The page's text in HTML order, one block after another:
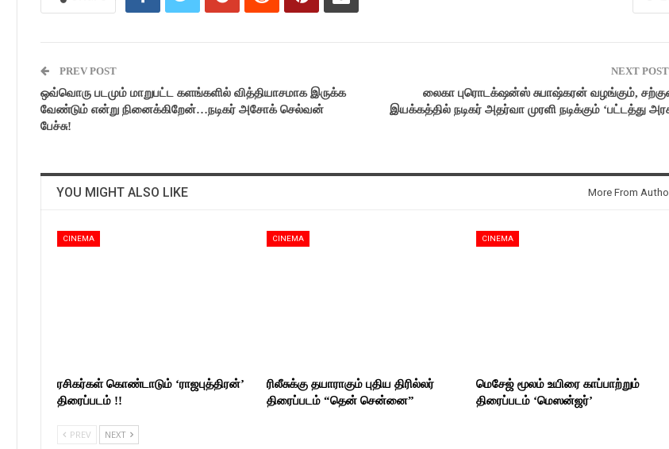
PREV POST
ஒவ்வொரு படமும் மாறுபட்ட களங்களில் வித்தியாசமாக இருக்க
வேண்டும் என்று நினைக்கிறேன்…நடிகர் அசோக் செல்வன்
பேச்சு!
NEXT POST
லைகா புரொடக்‌ஷன்ஸ் சுபாஷ்கரன் வழங்கும்,
இயக்கத்தில் நடிகர் அதர்வா முரளி நடிக்கும் ‘பட்டத்து
YOU MIGHT ALSO LIKE More From
CINEMA
ரசிகர்கள் கொண்டாடும் ‘ராஜபுத்திரன்’
திரைப்படம் !!
CINEMA
ரிலீசுக்கு தயாராகும் புதிய திரில்லர்
திரைப்படம் “தென் சென்னை”
CINEMA
மெசேஜ் மூலம் உயிரை காப்பாற்றும்
திரைப்படம் ‘மெஸன்ஜர்’
PREV NEXT